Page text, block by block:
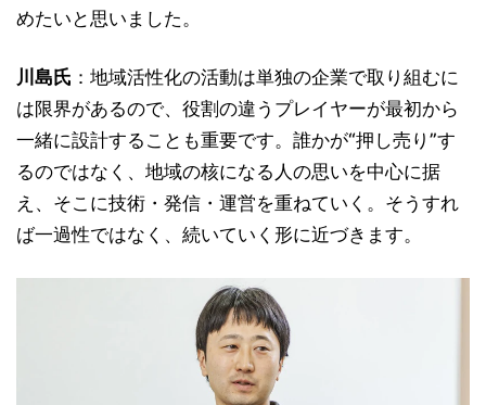
めたいと思いました。
川島氏 ：地域活性化の活動は単独の企業で取り組むに
は限界があるので、役割の違うプレイヤーが最初から
一緒に設計することも重要です。誰かが“押し売り”す
るのではなく、地域の核になる人の思いを中心に据
え、そこに技術・発信・運営を重ねていく。そうすれ
ば一過性ではなく、続いていく形に近づきます。